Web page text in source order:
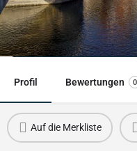
am Hochrhein – geteilt
Direkt Kontaktieren
Profil Bewertungen 0
Auf die Merkliste